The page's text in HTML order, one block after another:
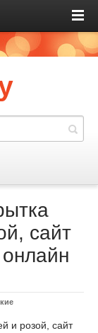
сайт
и розой, сайт